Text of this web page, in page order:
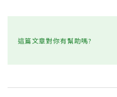
這篇文章對你有幫助嗎?